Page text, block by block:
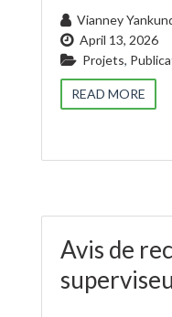
Vianney
April 13, 2026
Projets,
READ MORE
Avis de